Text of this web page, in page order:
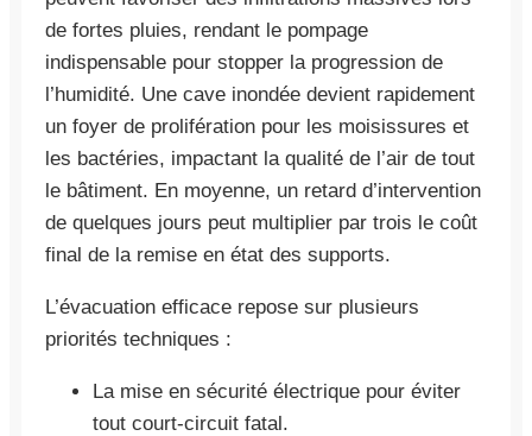
de fortes pluies, rendant le pompage
indispensable pour stopper la progression de
l’humidité. Une cave inondée devient rapidement
un foyer de prolifération pour les moisissures et
les bactéries, impactant la qualité de l’air de tout
le bâtiment. En moyenne, un retard d’intervention
de quelques jours peut multiplier par trois le coût
final de la remise en état des supports.
L’évacuation efficace repose sur plusieurs
priorités techniques :
La mise en sécurité électrique pour éviter
tout court-circuit fatal.